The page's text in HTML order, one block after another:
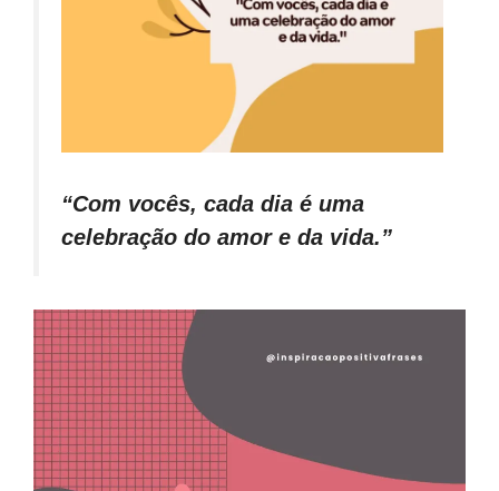
“Com vocês, cada dia é uma
celebração do amor e da vida.”